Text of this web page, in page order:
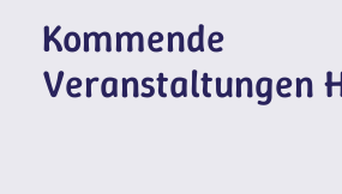
Kommende
Veranstaltungen